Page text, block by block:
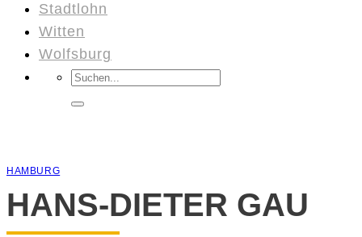
Stadtlohn
Witten
Wolfsburg
Suchen
nach:
HAMBURG
HANS-DIETER GAU